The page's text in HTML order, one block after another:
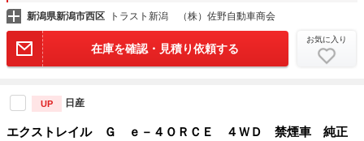
新潟県新潟市西区 トラスト新潟 （株）佐野自動車商会
在庫を確認・見積り依頼する
お気に入り
UP 日産
エクストレイル Ｇ ｅ－４ＯＲＣＥ ４ＷＤ 禁煙車 純正